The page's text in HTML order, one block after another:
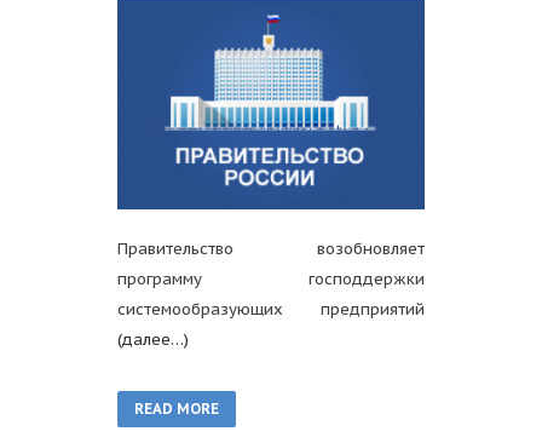
Правительство возобновляет
программу господдержки
системообразующих предприятий
(далее…)
READ MORE